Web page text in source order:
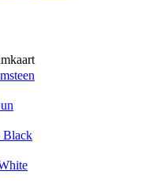
Black